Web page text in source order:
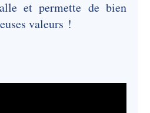
et permette de bien
valeurs !